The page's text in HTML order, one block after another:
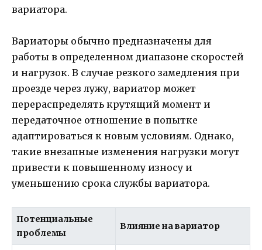
вариатора.
Вариаторы обычно предназначены для
работы в определенном диапазоне скоростей
и нагрузок. В случае резкого замедления при
проезде через лужу, вариатор может
перераспределять крутящий момент и
передаточное отношение в попытке
адаптироваться к новым условиям. Однако,
такие внезапные изменения нагрузки могут
привести к повышенному износу и
уменьшению срока службы вариатора.
Потенциальные
проблемы
Влияние на вариатор